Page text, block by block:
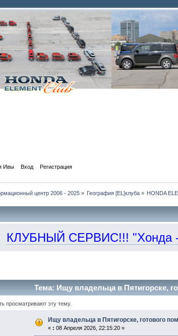
Ивы Вход Регистрация
центр 2006 - 2025» География [EL]клуба » HONDA
КЛУБНЫЙ СЕРВИС!!! "Хонда -
Тема: Ищу владельца в Пятигорске,
просматривают эту тему.
Ищу владельца в Пятигорске, готового
« : 08 Апреля 2026, 22:15:20 »